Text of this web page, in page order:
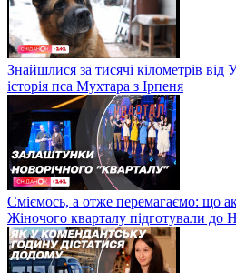
Знайшлися за тисячі кілометрів від
історія пса Мухтара з Ірпеня
Сміємось, а отже перемагаємо: що
Жіночого кварталу підготували до